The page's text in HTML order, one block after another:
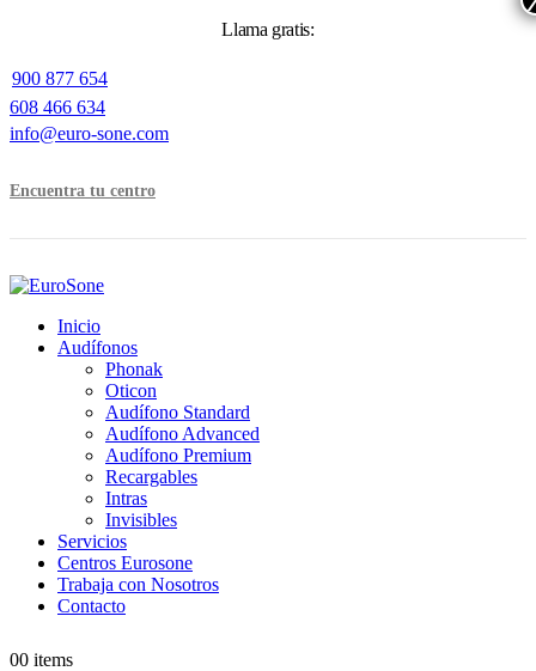
Llama gratis:
900 877 654
608 466 634
info@euro-sone.com
Encuentra tu centro
Inicio
Audífonos
Phonak
Oticon
Audífono Standard
Audífono Advanced
Audífono Premium
Recargables
Intras
Invisibles
Servicios
Centros Eurosone
Trabaja con Nosotros
Contacto
00 items